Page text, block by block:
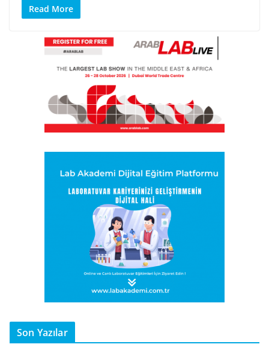
Read More
Son Yazılar